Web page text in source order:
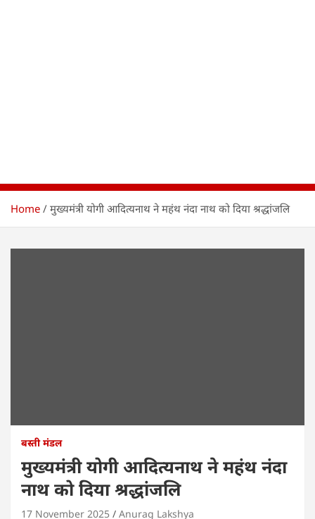
Home मुख्यमंत्री योगी आदित्यनाथ ने महंथ नंदा नाथ को दिया श्रद्धांजलि
बस्ती मंडल
मुख्यमंत्री योगी आदित्यनाथ ने महंथ नंदा
नाथ को दिया श्रद्धांजलि
17 November 2025 Anurag Lakshya